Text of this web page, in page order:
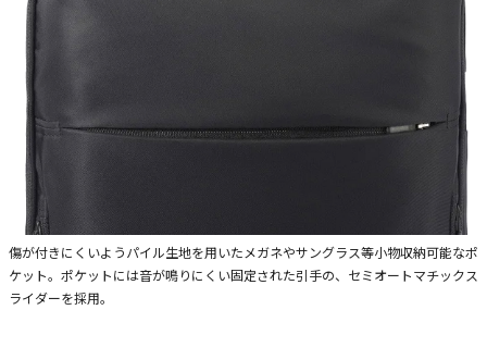
傷が付きにくいようパイル生地を用いたメガネやサングラス等小物収納可能なポ
ケット。ポケットには音が鳴りにくい固定された引手の、セミオートマチックス
ライダーを採用。